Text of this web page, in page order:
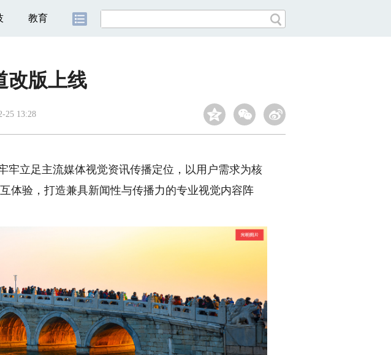
教育
改版上线
25 13:28
牢立足主流媒体视觉资讯传播定位，以用户需求为核
体验，打造兼具新闻性与传播力的专业视觉内容阵